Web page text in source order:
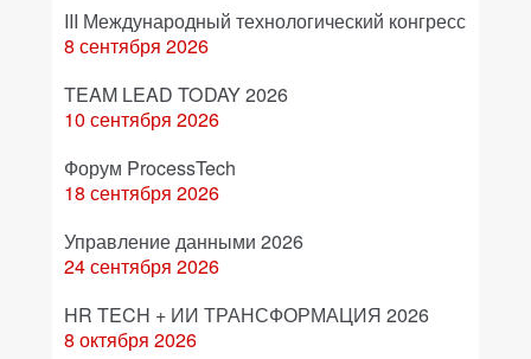
III Международный технологический конгресс
8 сентября 2026
TEAM LEAD TODAY 2026
10 сентября 2026
Форум ProcessTech
18 сентября 2026
Управление данными 2026
24 сентября 2026
HR TECH + ИИ ТРАНСФОРМАЦИЯ 2026
8 октября 2026